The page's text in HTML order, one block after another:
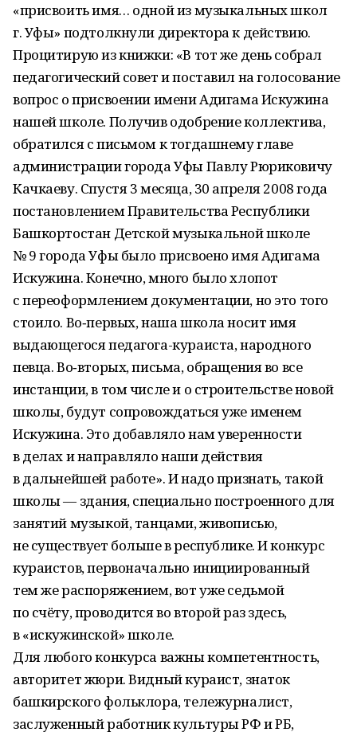
«присвоить имя… одной из музыкальных школ
г. Уфы» подтолкнули директора к действию.
Процитирую из книжки: «В тот же день собрал
педагогический совет и поставил на голосование
вопрос о присвоении имени Адигама Искужина
нашей школе. Получив одобрение коллектива,
обратился с письмом к тогдашнему главе
администрации города Уфы Павлу Рюриковичу
Качкаеву. Спустя 3 месяца, 30 апреля 2008 года
постановлением Правительства Республики
Башкортостан Детской музыкальной школе
№ 9 города Уфы было присвоено имя Адигама
Искужина. Конечно, много было хлопот
с переоформлением документации, но это того
стоило. Во‑первых, наша школа носит имя
выдающегося педагога-кураиста, народного
певца. Во‑вторых, письма, обращения во все
инстанции, в том числе и о строительстве новой
школы, будут сопровождаться уже именем
Искужина. Это добавляло нам уверенности
в делах и направляло наши действия
в дальнейшей работе». И надо признать, такой
школы — здания, специально построенного для
занятий музыкой, танцами, живописью,
не существует больше в республике. И конкурс
кураистов, первоначально инициированный
тем же распоряжением, вот уже седьмой
по счёту, проводится во второй раз здесь,
в «искужинской» школе.
Для любого конкурса важны компетентность,
авторитет жюри. Видный кураист, знаток
башкирского фольклора, тележурналист,
заслуженный работник культуры РФ и РБ,